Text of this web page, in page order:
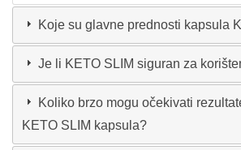
Koje su glavne prednosti kapsula
Je li KETO SLIM siguran za
Koliko brzo mogu očekivati
KETO SLIM kapsula?